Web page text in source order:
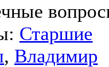
Старшие
, Владимир